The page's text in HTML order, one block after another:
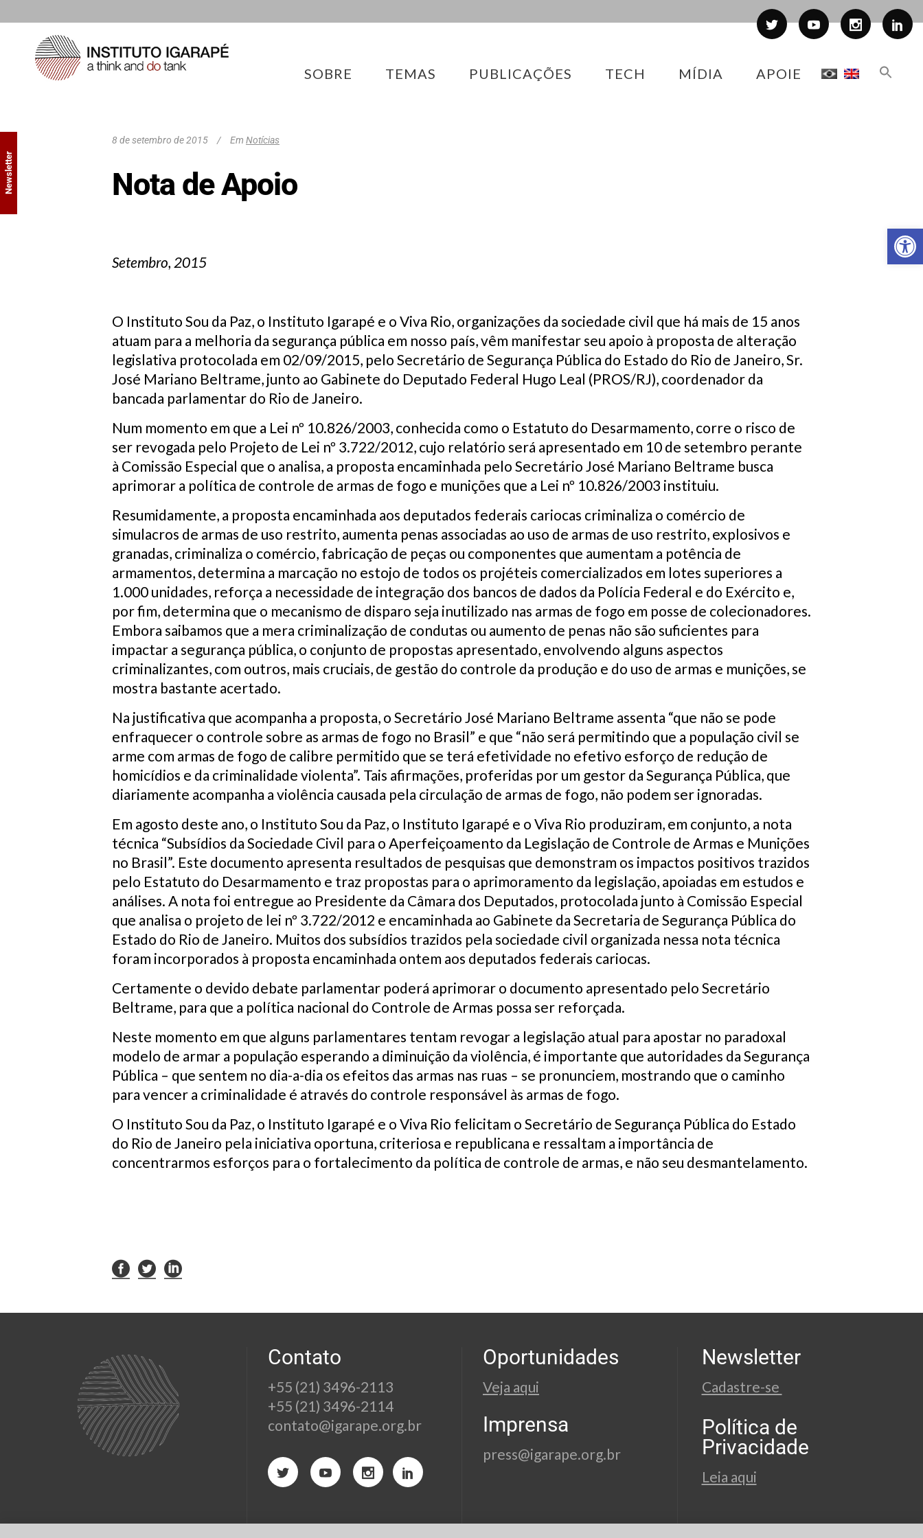
SOBRE TEMAS PUBLICAÇÕES TECH MÍDIA APOIE
8 de setembro de 2015 Em Notícias
Nota de Apoio
Setembro, 2015
O Instituto Sou da Paz, o Instituto Igarapé e o Viva Rio, organizações da sociedade civil que há mais de 15 anos
atuam para a melhoria da segurança pública em nosso país, vêm manifestar seu apoio à proposta de alteração
legislativa protocolada em 02/09/2015, pelo Secretário de Segurança Pública do Estado do Rio de Janeiro, Sr.
José Mariano Beltrame, junto ao Gabinete do Deputado Federal Hugo Leal (PROS/RJ), coordenador da
bancada parlamentar do Rio de Janeiro.
Num momento em que a Lei nº 10.826/2003, conhecida como o Estatuto do Desarmamento, corre o risco de
ser revogada pelo Projeto de Lei nº 3.722/2012, cujo relatório será apresentado em 10 de setembro perante
à Comissão Especial que o analisa, a proposta encaminhada pelo Secretário José Mariano Beltrame busca
aprimorar a política de controle de armas de fogo e munições que a Lei nº 10.826/2003 instituiu.
Resumidamente, a proposta encaminhada aos deputados federais cariocas criminaliza o comércio de
simulacros de armas de uso restrito, aumenta penas associadas ao uso de armas de uso restrito, explosivos e
granadas, criminaliza o comércio, fabricação de peças ou componentes que aumentam a potência de
armamentos, determina a marcação no estojo de todos os projéteis comercializados em lotes superiores a
1.000 unidades, reforça a necessidade de integração dos bancos de dados da Polícia Federal e do Exército e,
por fim, determina que o mecanismo de disparo seja inutilizado nas armas de fogo em posse de colecionadores.
Embora saibamos que a mera criminalização de condutas ou aumento de penas não são suficientes para
impactar a segurança pública, o conjunto de propostas apresentado, envolvendo alguns aspectos
criminalizantes, com outros, mais cruciais, de gestão do controle da produção e do uso de armas e munições, se
mostra bastante acertado.
Na justificativa que acompanha a proposta, o Secretário José Mariano Beltrame assenta “que não se pode
enfraquecer o controle sobre as armas de fogo no Brasil” e que “não será permitindo que a população civil se
arme com armas de fogo de calibre permitido que se terá efetividade no efetivo esforço de redução de
homicídios e da criminalidade violenta”. Tais afirmações, proferidas por um gestor da Segurança Pública, que
diariamente acompanha a violência causada pela circulação de armas de fogo, não podem ser ignoradas.
Em agosto deste ano, o Instituto Sou da Paz, o Instituto Igarapé e o Viva Rio produziram, em conjunto, a nota
técnica “Subsídios da Sociedade Civil para o Aperfeiçoamento da Legislação de Controle de Armas e Munições
no Brasil”. Este documento apresenta resultados de pesquisas que demonstram os impactos positivos trazidos
pelo Estatuto do Desarmamento e traz propostas para o aprimoramento da legislação, apoiadas em estudos e
análises. A nota foi entregue ao Presidente da Câmara dos Deputados, protocolada junto à Comissão Especial
que analisa o projeto de lei nº 3.722/2012 e encaminhada ao Gabinete da Secretaria de Segurança Pública do
Estado do Rio de Janeiro. Muitos dos subsídios trazidos pela sociedade civil organizada nessa nota técnica
foram incorporados à proposta encaminhada ontem aos deputados federais cariocas.
Certamente o devido debate parlamentar poderá aprimorar o documento apresentado pelo Secretário
Beltrame, para que a política nacional do Controle de Armas possa ser reforçada.
Neste momento em que alguns parlamentares tentam revogar a legislação atual para apostar no paradoxal
modelo de armar a população esperando a diminuição da violência, é importante que autoridades da Segurança
Pública – que sentem no dia-a-dia os efeitos das armas nas ruas – se pronunciem, mostrando que o caminho
para vencer a criminalidade é através do controle responsável às armas de fogo.
O Instituto Sou da Paz, o Instituto Igarapé e o Viva Rio felicitam o Secretário de Segurança Pública do Estado
do Rio de Janeiro pela iniciativa oportuna, criteriosa e republicana e ressaltam a importância de
concentrarmos esforços para o fortalecimento da política de controle de armas, e não seu desmantelamento.
Contato
+55 (21) 3496-2113
+55 (21) 3496-2114
contato@igarape.org.br
Oportunidades
Veja aqui
Imprensa
press@igarape.org.br
Newsletter
Cadastre-se
Política de
Privacidade
Leia aqui
Newsletter